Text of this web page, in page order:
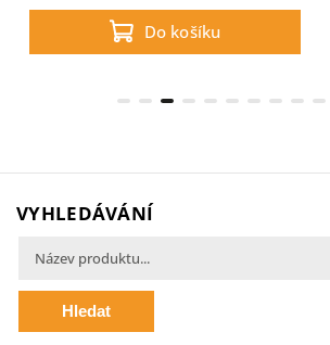
Do košíku
VYHLEDÁVÁNÍ
Hledat